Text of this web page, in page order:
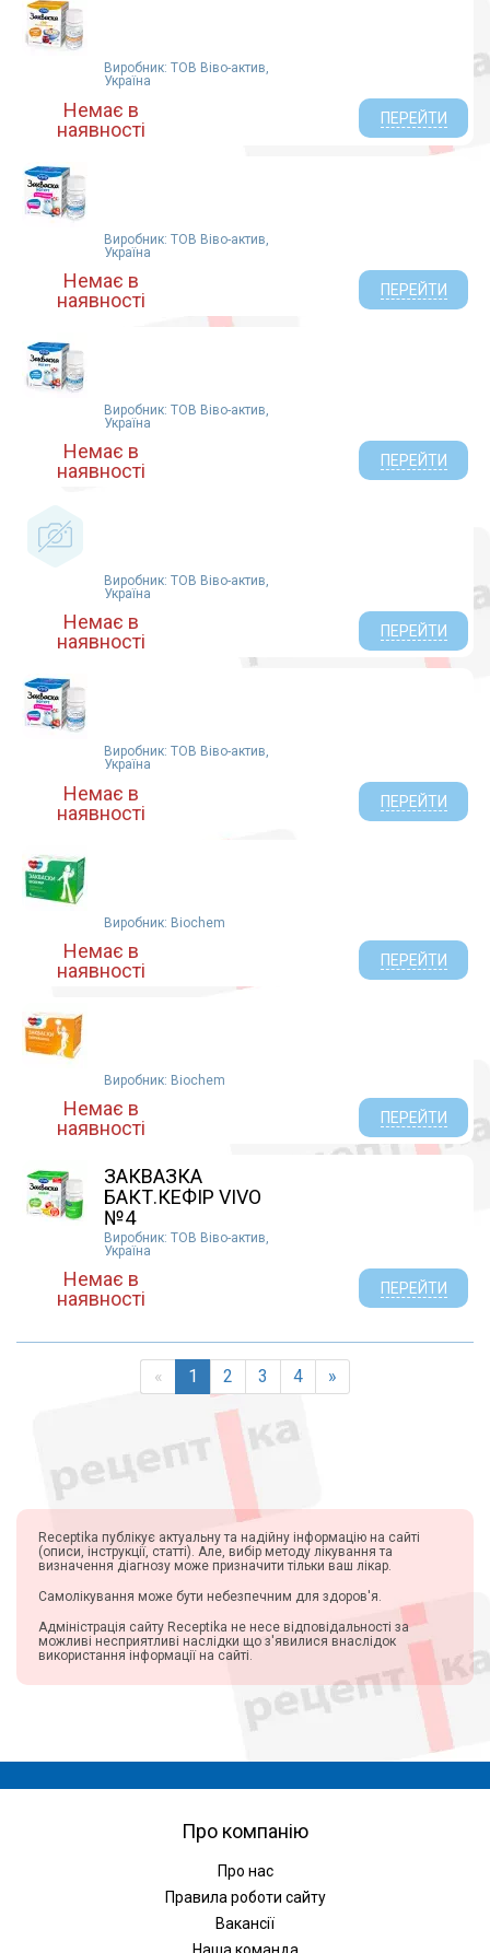
Виробник: ТОВ Віво-актив,
Україна
Немає в
наявності
ПЕРЕЙТИ
Виробник: ТОВ Віво-актив,
Україна
Немає в
наявності
ПЕРЕЙТИ
Виробник: ТОВ Віво-актив,
Україна
Немає в
наявності
ПЕРЕЙТИ
Виробник: ТОВ Віво-актив,
Україна
Немає в
наявності
ПЕРЕЙТИ
Виробник: ТОВ Віво-актив,
Україна
Немає в
наявності
ПЕРЕЙТИ
Виробник: Biochem
Немає в
наявності
ПЕРЕЙТИ
Виробник: Biochem
Немає в
наявності
ПЕРЕЙТИ
ЗАКВАЗКА
БАКТ.КЕФІР VIVO
№4
Виробник: ТОВ Віво-актив,
Україна
Немає в
наявності
ПЕРЕЙТИ
« 1 2 3 4 »
Receptika публікує актуальну та надійну інформацію на сайті
(описи, інструкції, статті). Але, вибір методу лікування та
визначення діагнозу може призначити тільки ваш лікар.
Самолікування може бути небезпечним для здоров'я.
Адміністрація сайту Receptika не несе відповідальності за
можливі несприятливі наслідки що з'явилися внаслідок
використання інформації на сайті.
Про компанію
Про нас
Правила роботи сайту
Вакансії